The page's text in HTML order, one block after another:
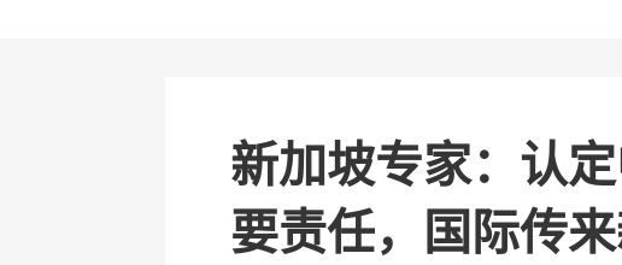
新加坡专家：认
要责任，国际传